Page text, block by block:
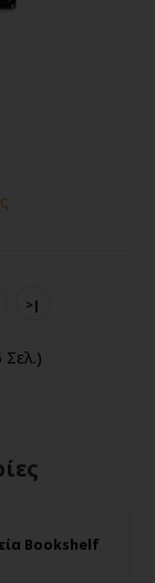
>|
Bookshelf